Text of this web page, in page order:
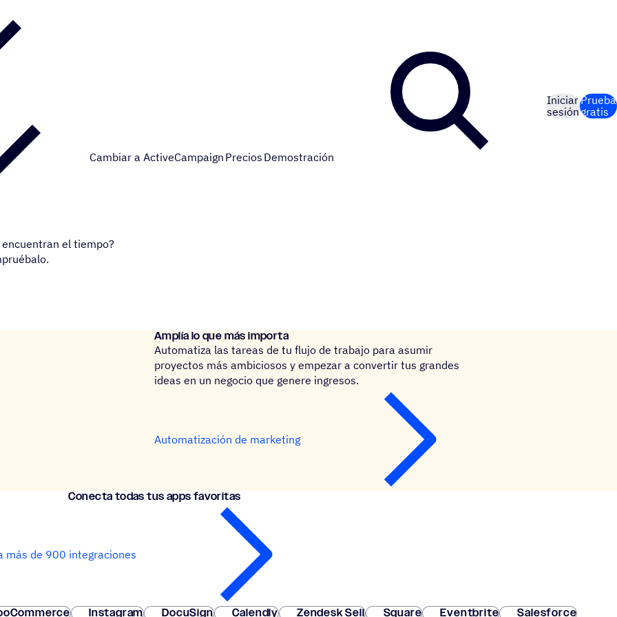
Cambiar a ActiveCampaign Precios Demostración
Iniciar
sesión
Prueba
gratis
el tiempo?
Amplía lo que más importa
Automatiza las tareas de tu flujo de trabajo para asumir
proyectos más ambiciosos y empezar a convertir tus grandes
ideas en un negocio que genere ingresos.
Automatización de marketing
Conecta todas tus apps favoritas
más de 900 integraciones
Instagram DocuSign Calendly Zendesk Sell Square Eventbrite
Salesforce